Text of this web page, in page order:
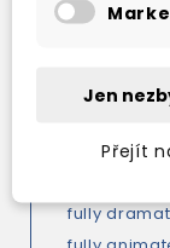
Book
nursery
fully
Jen
Přejít